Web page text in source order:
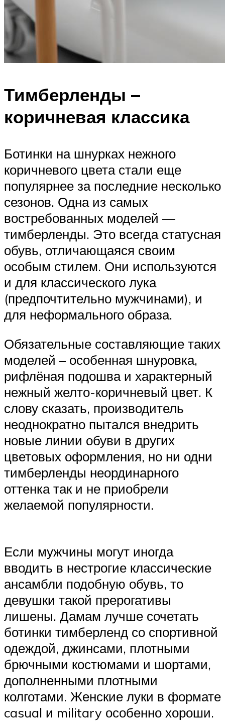
Тимберленды –
коричневая классика
Ботинки на шнурках нежного
коричневого цвета стали еще
популярнее за последние несколько
сезонов. Одна из самых
востребованных моделей —
тимберленды. Это всегда статусная
обувь, отличающаяся своим
особым стилем. Они используются
и для классического лука
(предпочтительно мужчинами), и
для неформального образа.
Обязательные составляющие таких
моделей – особенная шнуровка,
рифлёная подошва и характерный
нежный желто-коричневый цвет. К
слову сказать, производитель
неоднократно пытался внедрить
новые линии обуви в других
цветовых оформления, но ни одни
тимберленды неординарного
оттенка так и не приобрели
желаемой популярности.
Если мужчины могут иногда
вводить в нестрогие классические
ансамбли подобную обувь, то
девушки такой прерогативы
лишены. Дамам лучше сочетать
ботинки тимберленд со спортивной
одеждой, джинсами, плотными
брючными костюмами и шортами,
дополненными плотными
колготами. Женские луки в формате
casual и military особенно хороши.